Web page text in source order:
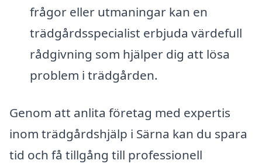
frågor eller utmaningar kan en
trädgårdsspecialist erbjuda värdefull
rådgivning som hjälper dig att lösa
problem i trädgården.
Genom att anlita företag med expertis
inom trädgårdshjälp i Särna kan du spara
tid och få tillgång till professionell